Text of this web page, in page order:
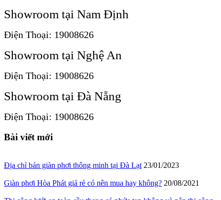
Showroom tại Nam Định
Điện Thoại: 19008626
Showroom tại Nghệ An
Điện Thoại: 19008626
Showroom tại Đà Nẵng
Điện Thoại: 19008626
Bài viết mới
Địa chỉ bán giàn phơi thông minh tại Đà Lạt 23/01/2023
Giàn phơi Hòa Phát giá rẻ có nên mua hay không? 20/08/2021